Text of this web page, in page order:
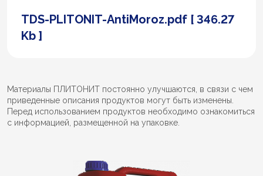
TDS-PLITONIT-AntiMoroz.pdf [ 346.27
Kb ]
Материалы ПЛИТОНИТ постоянно улучшаются, в связи с чем
приведенные описания продуктов могут быть изменены.
Перед использованием продуктов необходимо ознакомиться
с информацией, размещенной на упаковке.